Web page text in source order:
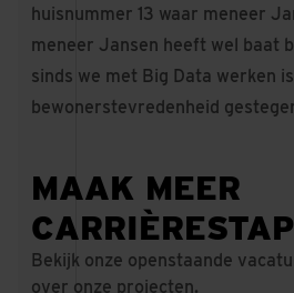
huisnummer 13 waar meneer
meneer Jansen heeft wel baat
sinds we met Big Data werken
bewonerstevredenheid
MAAK MEER
Bekijk onze openstaande
over onze projecten.